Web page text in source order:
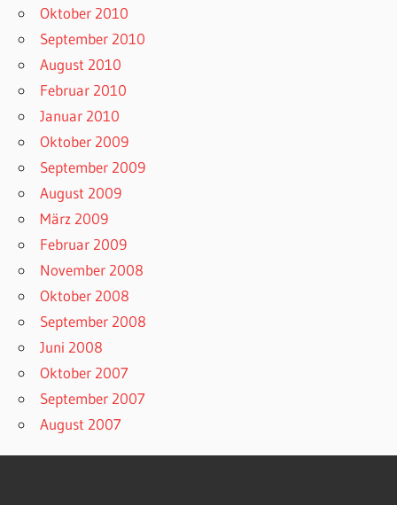
Oktober 2010
September 2010
August 2010
Februar 2010
Januar 2010
Oktober 2009
September 2009
August 2009
März 2009
Februar 2009
November 2008
Oktober 2008
September 2008
Juni 2008
Oktober 2007
September 2007
August 2007